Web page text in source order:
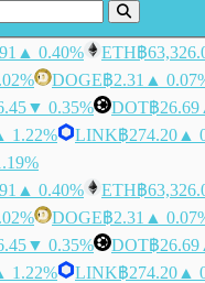
▲ 0.40% ETH฿
DOGE฿2.31 ▲
▼ 0.35% DOT฿26.69
1.22% LINK฿274.20 ▲
▲ 0.40% ETH฿
DOGE฿2.31 ▲
▼ 0.35% DOT฿26.69
1.22% LINK฿274.20 ▲